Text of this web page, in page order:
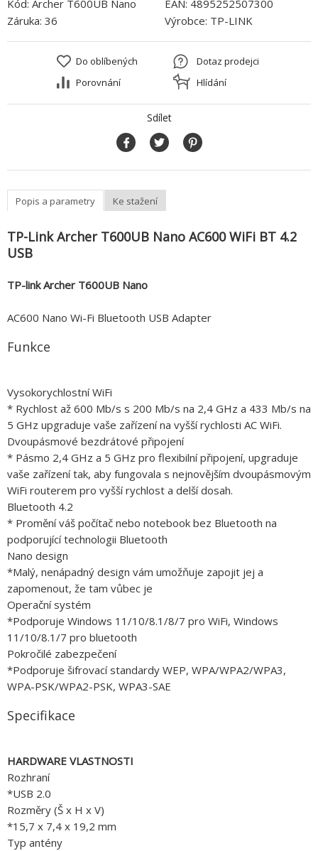
Kód: Archer T600UB Nano EAN: 4895252507300
Záruka: 36 Výrobce: TP-LINK
Do oblíbených
Porovnání
Dotaz prodejci
Hlídání
Sdílet
Popis a parametry Ke stažení
TP-Link Archer T600UB Nano AC600 WiFi BT 4.2
USB
TP-link Archer T600UB Nano
AC600 Nano Wi-Fi Bluetooth USB Adapter
Funkce
Vysokorychlostní WiFi
* Rychlost až 600 Mb/s s 200 Mb/s na 2,4 GHz a 433 Mb/s na
5 GHz upgraduje vaše zařízení na vyšší rychlosti AC WiFi.
Dvoupásmové bezdrátové připojení
* Pásmo 2,4 GHz a 5 GHz pro flexibilní připojení, upgraduje
vaše zařízení tak, aby fungovala s nejnovějším dvoupásmovým
WiFi routerem pro vyšší rychlost a delší dosah.
Bluetooth 4.2
* Promění váš počítač nebo notebook bez Bluetooth na
podporující technologii Bluetooth
Nano design
*Malý, nenápadný design vám umožňuje zapojit jej a
zapomenout, že tam vůbec je
Operační systém
*Podporuje Windows 11/10/8.1/8/7 pro WiFi, Windows
11/10/8.1/7 pro bluetooth
Pokročilé zabezpečení
*Podporuje šifrovací standardy WEP, WPA/WPA2/WPA3,
WPA-PSK/WPA2-PSK, WPA3-SAE
Specifikace
HARDWARE VLASTNOSTI
Rozhraní
*USB 2.0
Rozměry (Š x H x V)
*15,7 x 7,4 x 19,2 mm
Typ antény